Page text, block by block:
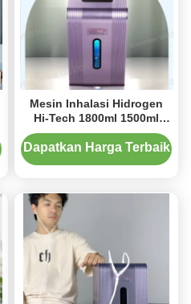
Mesin Inhalasi Hidrogen
Hi-Tech 1800ml 1500ml
Untuk Rumah Tangga
Dapatkan Harga Terbaik